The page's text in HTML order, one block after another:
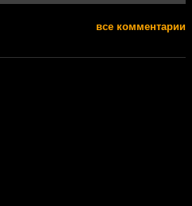
все комментарии